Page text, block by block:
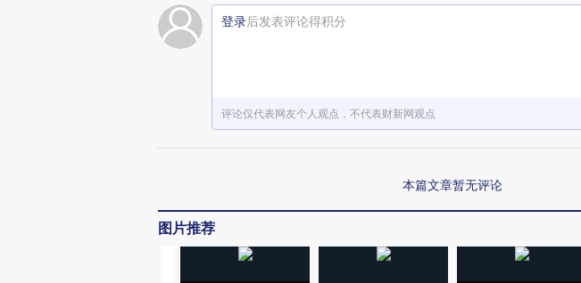
登录后发表评论得积分
评论仅代表网友个人观点，不代表财新网观点
本篇文章暂无评论
图片推荐